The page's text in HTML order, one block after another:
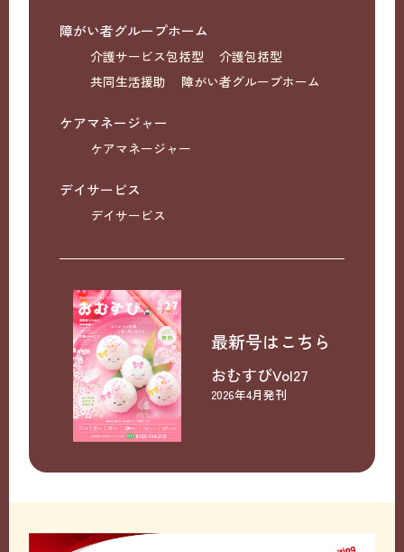
障がい者グループホーム
介護サービス包括型
介護包括型
共同生活援助
障がい者グループホーム
ケアマネージャー
ケアマネージャー
デイサービス
デイサービス
最新号はこちら
おむすびVol27
2026年4月発刊